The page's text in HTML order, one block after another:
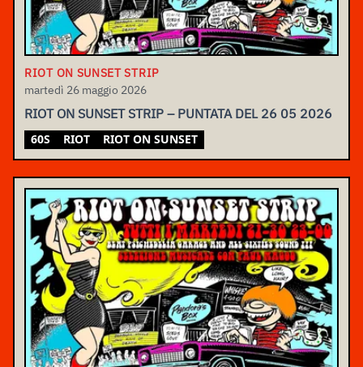
RIOT ON SUNSET STRIP
martedì 26 maggio 2026
RIOT ON SUNSET STRIP – PUNTATA DEL 26 05 2026
60S RIOT RIOT ON SUNSET